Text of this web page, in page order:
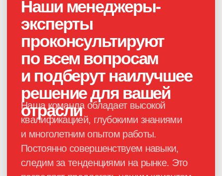
Каталог